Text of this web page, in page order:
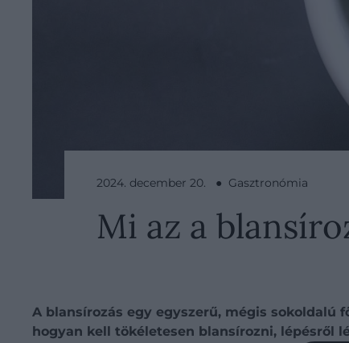
2024. december 20. ● Gasztronómia
Mi az a
A blansírozás egy egyszerű, mégis sokoldalú
hogyan kell tökéletesen blansírozni, lépésről